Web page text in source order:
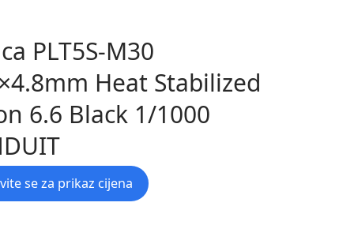
PLT5S-M30
Heat Stabilized
6.6 Black 1/1000
se za prikaz cijena